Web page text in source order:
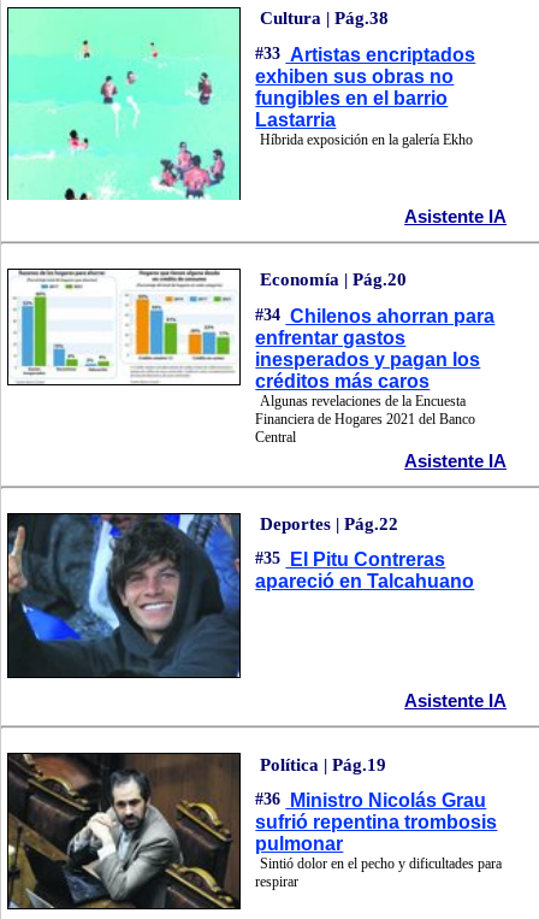
Cultura | Pág.38
#33 Artistas encriptados
exhiben sus obras no
fungibles en el barrio
Lastarria
Híbrida exposición en la galería Ekho
Asistente IA
Economía | Pág.20
#34 Chilenos ahorran para
enfrentar gastos
inesperados y pagan los
créditos más caros
Algunas revelaciones de la Encuesta
Financiera de Hogares 2021 del Banco
Central
Asistente IA
Deportes | Pág.22
#35
El Pitu Contreras
apareció en Talcahuano
Asistente IA
Política | Pág.19
#36
Ministro Nicolás Grau
sufrió repentina trombosis
pulmonar
Sintió dolor en el pecho y dificultades para
respirar